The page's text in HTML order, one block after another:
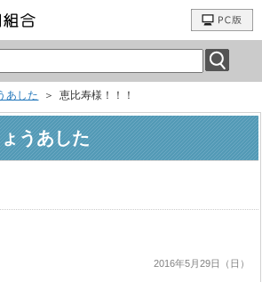
あした ＞ 恵比寿様！！！
うあした
2016年5月29日（日）